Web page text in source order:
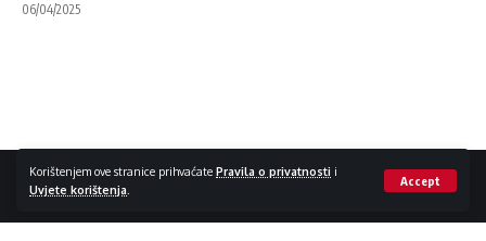
Korištenjem ove stranice prihvaćate Pravila o privatnosti i
Uvjete korištenja
Accept
06/04/2025
Impressum / Kontakt Zaštita privatnosti